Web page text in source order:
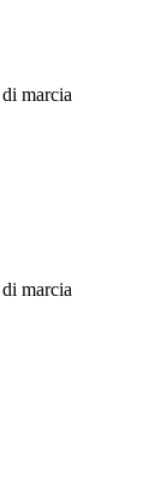
marcia
marcia